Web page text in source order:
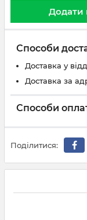
Додати
Способи
Доставка у
Доставка за
Способи
Поділитися: